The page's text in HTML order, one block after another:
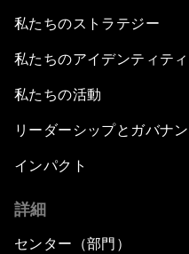
私たちのストラテジー
私たちのアイデンティティ
私たちの活動
リーダーシップとガバナ
インパクト
詳細
センター（部門）